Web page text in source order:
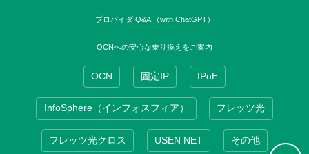
プロバイダ Q&A （with ChatGPT）
OCNへの安心な乗り換えをご案内
OCN 固定IP IPoE
InfoSphere（インフォスフィア） フレッツ光
フレッツ光クロス USEN NET その他